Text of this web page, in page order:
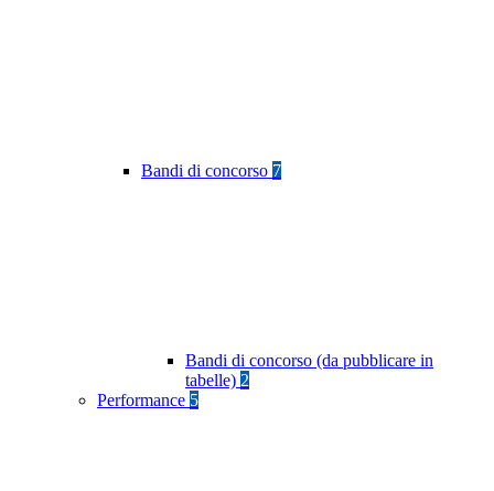
Bandi di concorso 7
Bandi di concorso (da pubblicare in
tabelle) 2
Performance 5